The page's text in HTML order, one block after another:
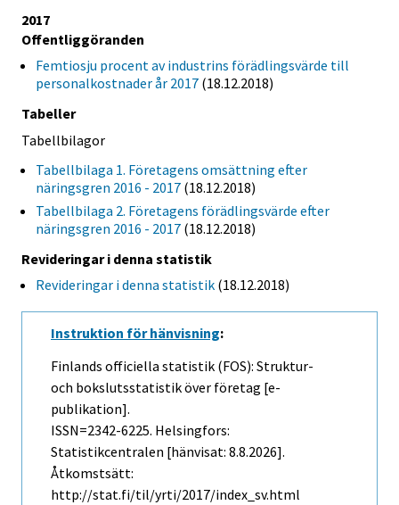
2017
Offentliggöranden
Femtiosju procent av industrins förädlingsvärde till
personalkostnader år 2017 (18.12.2018)
Tabeller
Tabellbilagor
Tabellbilaga 1. Företagens omsättning efter
näringsgren 2016 - 2017 (18.12.2018)
Tabellbilaga 2. Företagens förädlingsvärde efter
näringsgren 2016 - 2017 (18.12.2018)
Revideringar i denna statistik
Revideringar i denna statistik (18.12.2018)
Instruktion för hänvisning:
Finlands officiella statistik (FOS): Struktur-
och bokslutsstatistik över företag [e-
publikation].
ISSN=2342-6225. Helsingfors:
Statistikcentralen [hänvisat: 8.8.2026].
Åtkomstsätt:
http://stat.fi/til/yrti/2017/index_sv.html